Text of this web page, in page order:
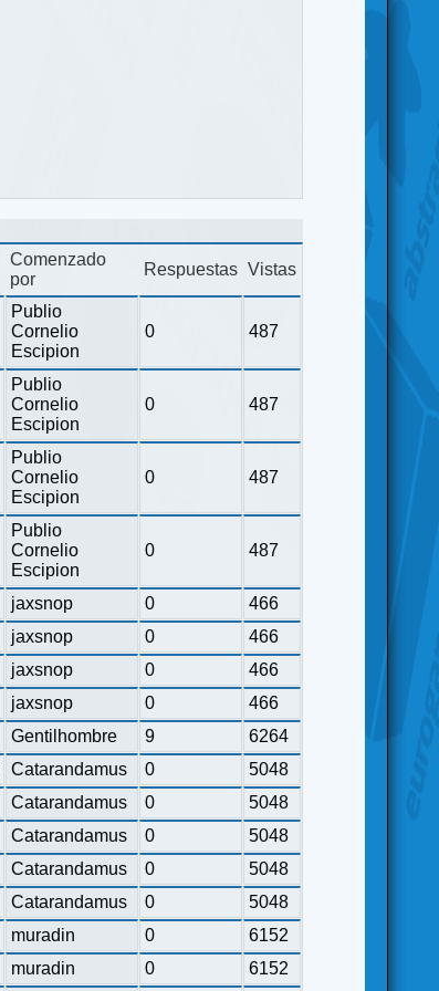
Comenzado
por
Respuestas Vistas
Publio
Cornelio
Escipion
0 487
Publio
Cornelio
Escipion
0 487
Publio
Cornelio
Escipion
0 487
Publio
Cornelio
Escipion
0 487
jaxsnop 0
466
jaxsnop 0
466
jaxsnop 0
466
jaxsnop 0
466
Gentilhombre 9
6264
Catarandamus 0
5048
Catarandamus 0
5048
Catarandamus 0
5048
Catarandamus 0
5048
Catarandamus 0
5048
muradin 0
6152
muradin 0 6152